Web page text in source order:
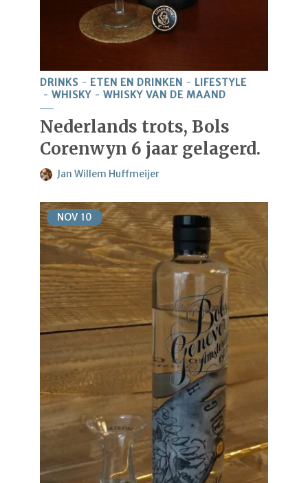
DRINKS ETEN EN DRINKEN
LIFESTYLE
WHISKY
WHISKY VAN DE MAAND
Nederlands trots, Bols
Corenwyn 6 jaar gelagerd.
Jan Willem Huffmeijer
NOV 10